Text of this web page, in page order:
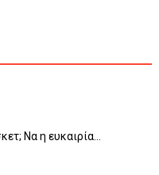
Να η ευκαιρία...